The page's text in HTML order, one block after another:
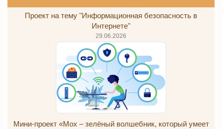
Проект на тему "Информационная безопасность в
Интернете"
29.06.2026
Мини-проект «Мох – зелёный волшебник, который умеет